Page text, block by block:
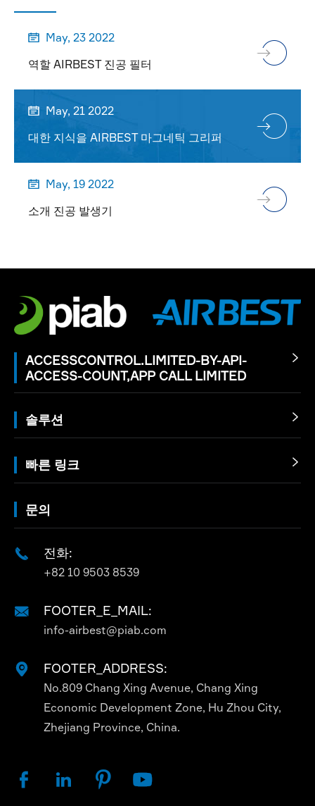

May, 23 2022
역할 AIRBEST 진공 필터

May, 21 2022
대한 지식을 AIRBEST 마그네틱 그리퍼

May, 19 2022
소개 진공 발생기
ACCESSCONTROL.LIMITED-BY-API-
ACCESS-COUNT,APP CALL LIMITED

솔루션 
빠른 링크 
문의
 전화:
+82 10 9503 8539
 FOOTER_E_MAIL:
info-airbest@piab.com
 FOOTER_ADDRESS:
No.809 Chang Xing Avenue, Chang Xing
Economic Development Zone, Hu Zhou City,
Zhejiang Province, China.
   